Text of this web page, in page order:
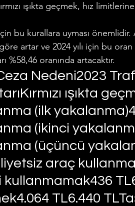
ışıkta geçmek, hız
bu kurallara uyması önemlidir.
artar ve 2024 yılı için bu
%58,46 oranında artacaktır.
Nedeni2023
ışıkta
(ilk
(ikinci
(üçüncü
araç
TL6.440